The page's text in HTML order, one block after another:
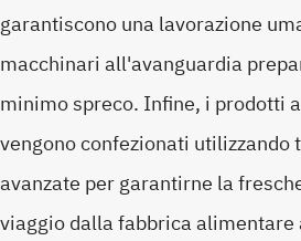
garantiscono una lavorazione
macchinari all'avanguardia
minimo spreco. Infine, i prodotti
vengono confezionati
avanzate per garantirne la
viaggio dalla fabbrica alimentare